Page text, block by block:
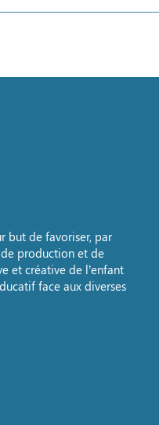
but de favoriser, par
production et de
et créative de l’enfant
face aux diverses